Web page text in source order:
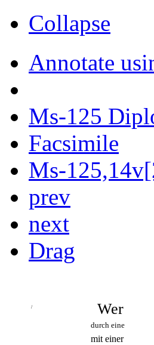
Collapse
Annotate
Ms-125
Facsimile
Ms-
prev
next
Drag
/ Wer
durch eine
mit einer